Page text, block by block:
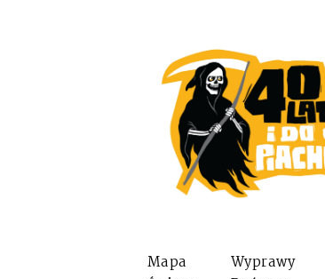
Mapa
Wyprawy